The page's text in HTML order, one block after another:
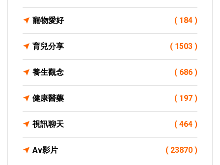
寵物愛好 ( 184 )
育兒分享 ( 1503 )
養生觀念 ( 686 )
健康醫藥 ( 197 )
視訊聊天 ( 464 )
Av影片 ( 23870 )